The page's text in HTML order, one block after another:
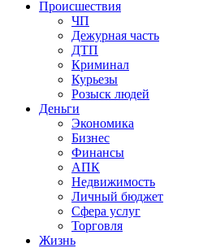
Происшествия
ЧП
Дежурная часть
ДТП
Криминал
Курьезы
Розыск людей
Деньги
Экономика
Бизнес
Финансы
АПК
Недвижимость
Личный бюджет
Сфера услуг
Торговля
Жизнь